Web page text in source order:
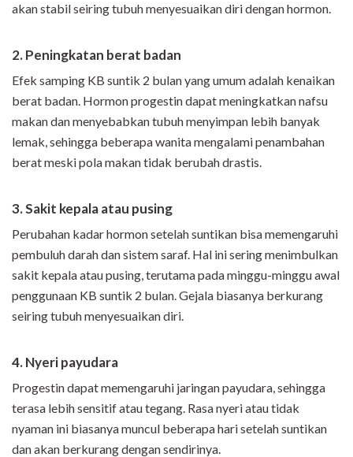
akan stabil seiring tubuh menyesuaikan diri dengan hormon.
2. Peningkatan berat badan
Efek samping KB suntik 2 bulan yang umum adalah kenaikan
berat badan. Hormon progestin dapat meningkatkan nafsu
makan dan menyebabkan tubuh menyimpan lebih banyak
lemak, sehingga beberapa wanita mengalami penambahan
berat meski pola makan tidak berubah drastis.
3. Sakit kepala atau pusing
Perubahan kadar hormon setelah suntikan bisa memengaruhi
pembuluh darah dan sistem saraf. Hal ini sering menimbulkan
sakit kepala atau pusing, terutama pada minggu-minggu awal
penggunaan KB suntik 2 bulan. Gejala biasanya berkurang
seiring tubuh menyesuaikan diri.
4. Nyeri payudara
Progestin dapat memengaruhi jaringan payudara, sehingga
terasa lebih sensitif atau tegang. Rasa nyeri atau tidak
nyaman ini biasanya muncul beberapa hari setelah suntikan
dan akan berkurang dengan sendirinya.